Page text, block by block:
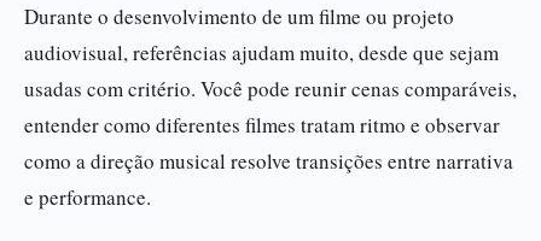
Durante o desenvolvimento de um filme ou projeto
audiovisual, referências ajudam muito, desde que sejam
usadas com critério. Você pode reunir cenas comparáveis,
entender como diferentes filmes tratam ritmo e observar
como a direção musical resolve transições entre narrativa
e performance.